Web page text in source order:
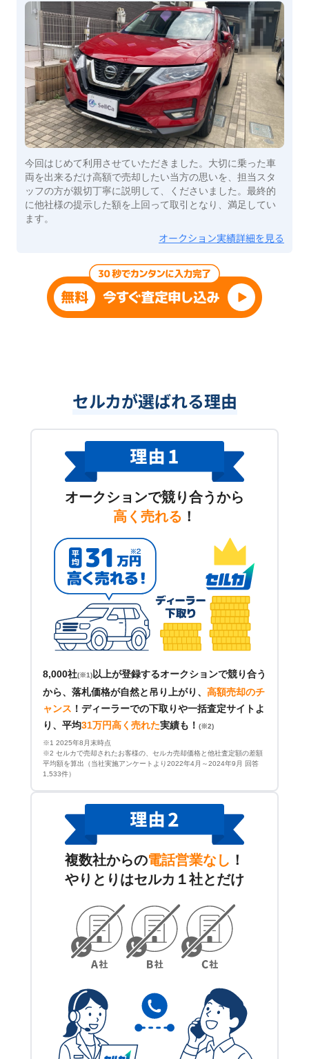
今回はじめて利用させていただきました。大切に乗った車
両を出来るだけ高額で売却したい当方の思いを、担当スタ
ッフの方が親切丁寧に説明して、くださいました。最終的
に他社様の提示した額を上回って取引となり、満足してい
ます。
オークション実績詳細を見る
セルカが選ばれる理由
オークションで競り合うから
高く売れる ！
8,000社(※1) 以上が登録するオークションで競り合う
から、落札価格が自然と吊り上がり、 高額売却のチ
ャンス ！ ディーラーでの下取りや一括査定サイトよ
り、平均31万円高く売れた実績も！ (※2)
※1 2025年8月末時点
※2 セルカで売却されたお客様の、セルカ売却価格と他社査定額の差額
平均額を算出（当社実施アンケートより2022年4月～2024年9月 回答
1,533件）
複数社からの電話営業なし ！
やりとりはセルカ１社とだけ